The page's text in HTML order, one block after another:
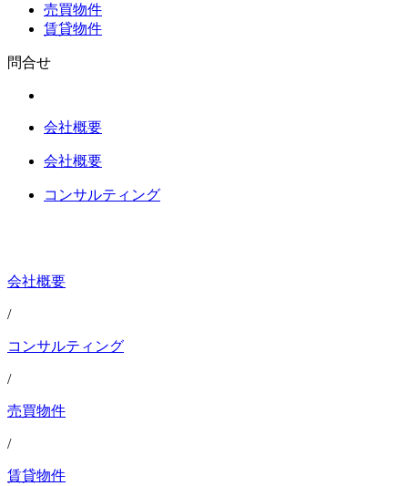
売買物件
賃貸物件
問合せ
会社概要
会社概要
コンサルティング
会社概要
/
コンサルティング
/
売買物件
/
賃貸物件